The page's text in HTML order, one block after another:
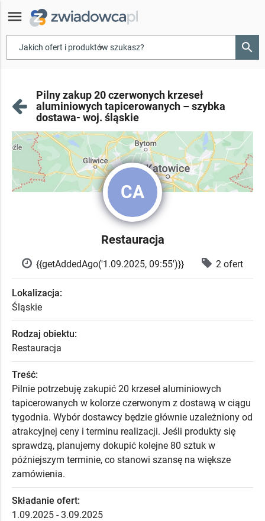
menu
▾ search
Pilny zakup 20 czerwonych krzeseł
aluminiowych tapicerowanych – szybka
dostawa- woj. śląskie
CA
Restauracja
{{getAddedAgo('1.09.2025, 09:55')}} 2 ofert
Lokalizacja:
Śląskie
Rodzaj obiektu:
Restauracja
Treść:
Pilnie potrzebuję zakupić 20 krzeseł aluminiowych
tapicerowanych w kolorze czerwonym z dostawą w ciągu
tygodnia. Wybór dostawcy będzie głównie uzależniony od
atrakcyjnej ceny i terminu realizacji. Jeśli produkty się
sprawdzą, planujemy dokupić kolejne 80 sztuk w
późniejszym terminie, co stanowi szansę na większe
zamówienia.
Składanie ofert:
1.09.2025 - 3.09.2025